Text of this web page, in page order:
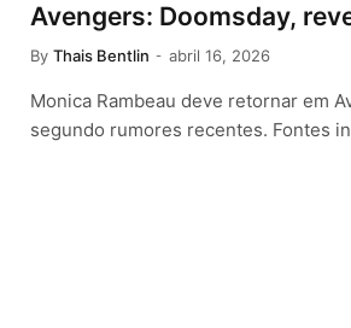
Avengers: Doomsday,
By Thais Bentlin abril 16, 2026
Monica Rambeau deve retornar em
segundo rumores recentes. Fontes